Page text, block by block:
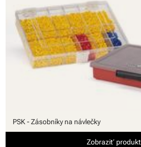
PSK - Zásobníky na návlečky
Zobraziť produkt